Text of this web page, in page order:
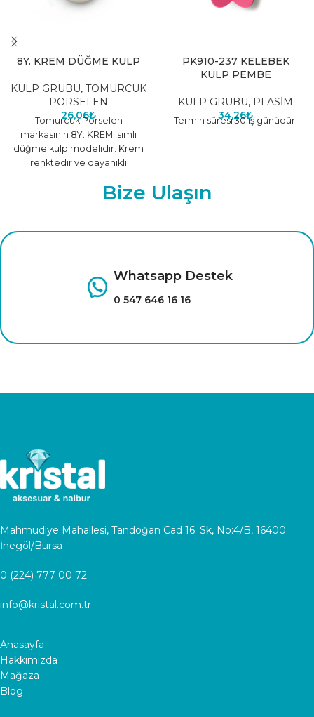
8Y. KREM DÜĞME KULP
KULP GRUBU, TOMURCUK
PORSELEN
26,06₺
Tomurcuk Porselen
markasının 8Y. KREM isimli
düğme kulp modelidir. Krem
renktedir ve dayanıklı
Farklı renk seçenekleri için
PK910-237 KELEBEK
KULP PEMBE
KULP GRUBU, PLASİM
34,26₺
Termin süresi 30 iş günüdür.
Bize Ulaşın
Whatsapp Destek
0 547 646 16 16
Mahmudiye Mahallesi, Tandoğan Cad 16. Sk, No:4/B, 16400
İnegöl/Bursa
0 (224) 777 00 72
info@kristal.com.tr
Anasayfa
Hakkımızda
Mağaza
Blog